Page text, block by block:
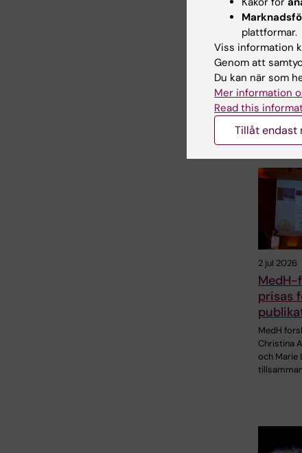
3 jul 2026
tilldelas
Matthias
professor i
2 jul 2026
MedH-
prisas
MedH
Christina
och Marie
plattformar.
Viss information
Genom att
Du kan när som
Mer information
Read this
Tillåt endast